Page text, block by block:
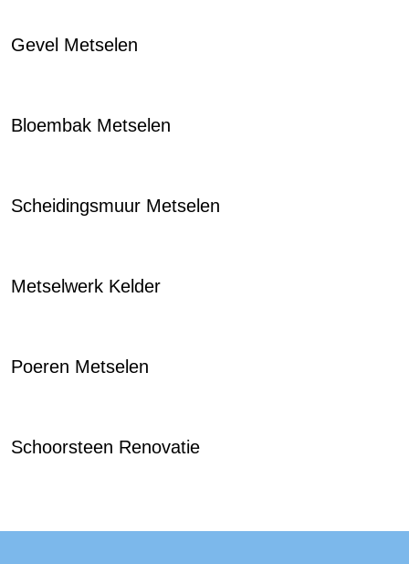
Gevel Metselen
Bloembak Metselen
Scheidingsmuur Metselen
Metselwerk Kelder
Poeren Metselen
Schoorsteen Renovatie